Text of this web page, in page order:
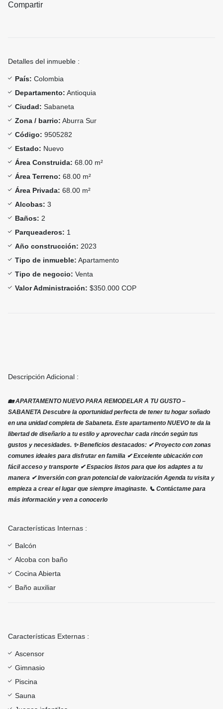
Compartir
Detalles del inmueble :
País: Colombia
Departamento: Antioquia
Ciudad: Sabaneta
Zona / barrio: Aburra Sur
Código: 9505282
Estado: Nuevo
Área Construida: 68.00 m²
Área Terreno: 68.00 m²
Área Privada: 68.00 m²
Alcobas: 3
Baños: 2
Parqueaderos: 1
Año construcción: 2023
Tipo de inmueble: Apartamento
Tipo de negocio: Venta
Valor Administración: $350.000 COP
Descripción Adicional :
🏡 APARTAMENTO NUEVO PARA REMODELAR A TU GUSTO –
SABANETA Descubre la oportunidad perfecta de tener tu hogar soñado
en una unidad completa de Sabaneta. Este apartamento NUEVO te da la
libertad de diseñarlo a tu estilo y aprovechar cada rincón según tus
gustos y necesidades. ✨ Beneficios destacados: ✔ Proyecto con zonas
comunes ideales para disfrutar en familia ✔ Excelente ubicación con
fácil acceso y transporte ✔ Espacios listos para que los adaptes a tu
manera ✔ Inversión con gran potencial de valorización Agenda tu visita y
empieza a crear el lugar que siempre imaginaste. 📞 Contáctame para
más información y ven a conocerlo
Características Internas :
Balcón
Alcoba con baño
Cocina Abierta
Baño auxiliar
Características Externas :
Ascensor
Gimnasio
Piscina
Sauna